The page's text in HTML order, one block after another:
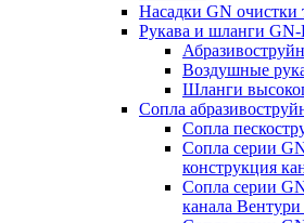
Насадки GN очистки
Рукава и шланги
Воздушные
Шланги
Сопла
Сопла
Сопла серии
конструкция
Сопла серии
канала